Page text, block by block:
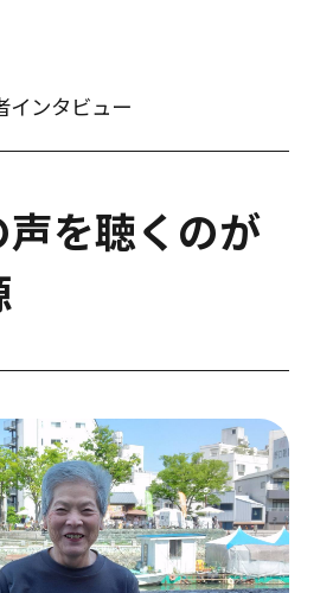
インタビュー
を聴くのが